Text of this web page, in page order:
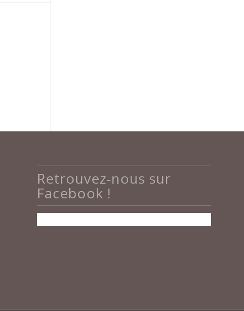
Retrouvez-nous sur
Facebook !